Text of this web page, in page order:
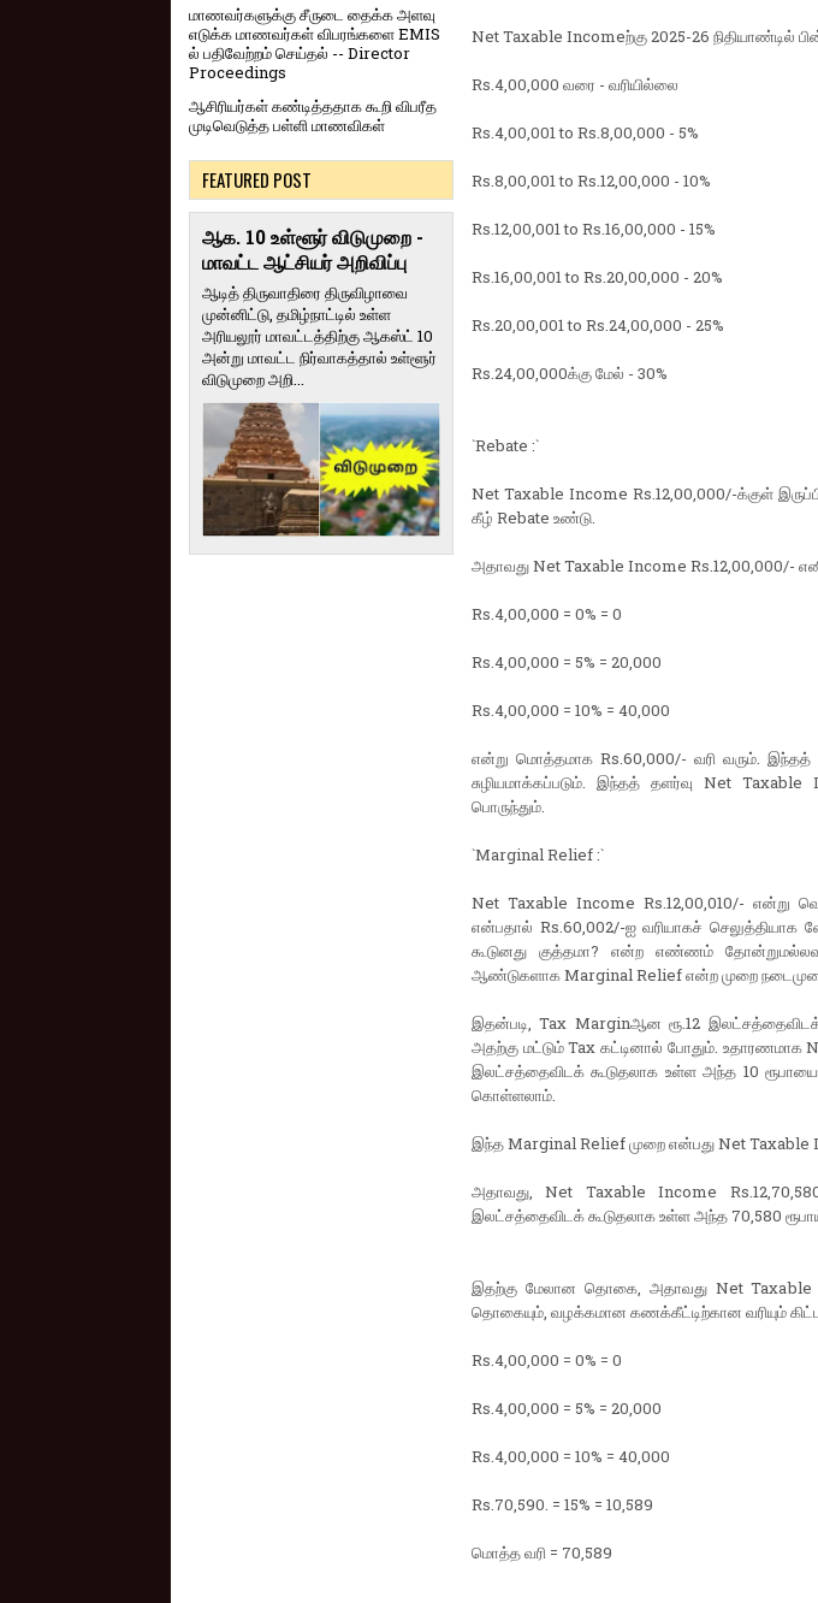
Net Taxable Incomeற்கு 2025-26 நிதியாண்டில்
Rs.4,00,000 வரை - வரியில்லை
Rs.4,00,001 to Rs.8,00,000 - 5%
Rs.8,00,001 to Rs.12,00,000 - 10%
Rs.12,00,001 to Rs.16,00,000 - 15%
Rs.16,00,001 to Rs.20,00,000 - 20%
Rs.20,00,001 to Rs.24,00,000 - 25%
Rs.24,00,000க்கு மேல் - 30%
`Rebate :`
Net Taxable Income Rs.12,00,000/-க்குள்
கீழ் Rebate உண்டு.
அதாவது Net Taxable Income Rs.12,00,000/-
Rs.4,00,000 = 0% = 0
Rs.4,00,000 = 5% = 20,000
Rs.4,00,000 = 10% = 40,000
என்று மொத்தமாக Rs.60,000/- வரி வரும்.
சுழியமாக்கப்படும். இந்தத் தளர்வு Net Taxable
பொருந்தும்.
`Marginal Relief :`
Net Taxable Income Rs.12,00,010/- என்று
என்பதால் Rs.60,002/-ஐ வரியாகச் செலுத்தியாக
கூடுனது குத்தமா? என்ற எண்ணம்
ஆண்டுகளாக Marginal Relief என்ற முறை
இதன்படி, Tax Marginஆன ரூ.12
அதற்கு மட்டும் Tax கட்டினால் போதும். உதாரணமாக
இலட்சத்தைவிடக் கூடுதலாக உள்ள அந்த 10 ரூபாயை
கொள்ளலாம்.
இந்த Marginal Relief முறை என்பது Net Taxable
அதாவது, Net Taxable Income
இலட்சத்தைவிடக் கூடுதலாக உள்ள அந்த 70,580
இதற்கு மேலான தொகை, அதாவது Net Taxable
தொகையும், வழக்கமான கணக்கீட்டிற்கான வரியும்
Rs.4,00,000 = 0% = 0
Rs.4,00,000 = 5% = 20,000
Rs.4,00,000 = 10% = 40,000
Rs.70,590. = 15% = 10,589
மொத்த வரி = 70,589
மாணவர்களுக்கு சீருடை தைக்க அளவு
எடுக்க மாணவர்கள் விபரங்களை EMIS
ல் பதிவேற்றம் செய்தல் -- Director
Proceedings
ஆசிரியர்கள் கண்டித்ததாக கூறி விபரீத
முடிவெடுத்த பள்ளி மாணவிகள்
FEATURED POST
ஆக. 10 உள்ளூர் விடுமுறை -
மாவட்ட ஆட்சியர் அறிவிப்பு
ஆடித் திருவாதிரை திருவிழாவை
முன்னிட்டு, தமிழ்நாட்டில் உள்ள
அரியலூர் மாவட்டத்திற்கு ஆகஸ்ட் 10
அன்று மாவட்ட நிர்வாகத்தால் உள்ளூர்
விடுமுறை அறி...